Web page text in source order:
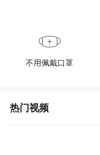
不用佩戴口罩
热门视频